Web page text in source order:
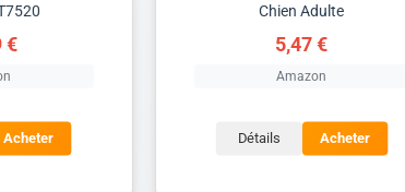
€
Acheter
Chien Adulte
5,47 €
Amazon
Détails Acheter